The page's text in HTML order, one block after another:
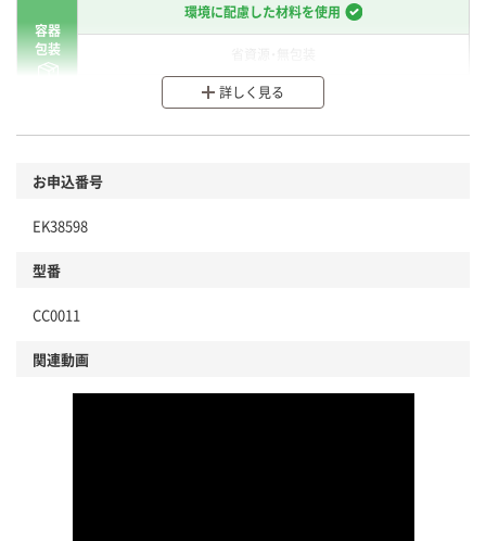
容器
包装
環境に配慮した材料を使用
分別・リサイクルしやすい設計
本体
仕組
詳しく見る
お申込番号
EK38598
型番
CC0011
関連動画